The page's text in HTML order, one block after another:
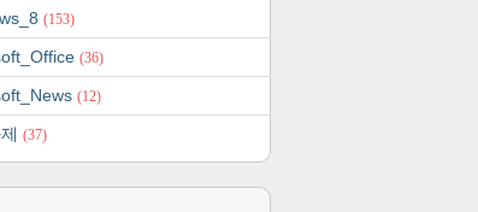
(153)
(36)
(12)
(37)